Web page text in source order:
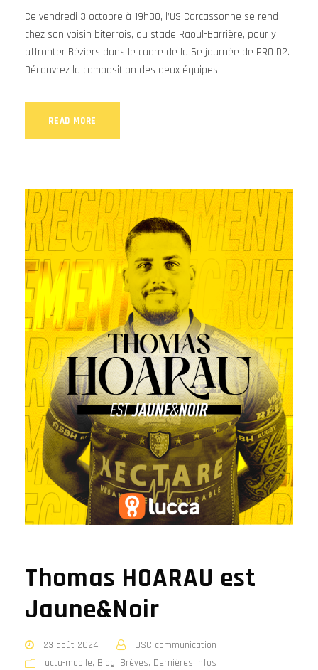
Ce vendredi 3 octobre à 19h30, l’US Carcassonne se rend
chez son voisin biterrois, au stade Raoul-Barrière, pour y
affronter Béziers dans le cadre de la 6e journée de PRO D2.
Découvrez la composition des deux équipes.
READ MORE
Thomas HOARAU est
Jaune&Noir
23 août 2024
USC communication
actu-mobile, Blog, Brèves, Dernières infos